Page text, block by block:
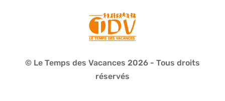
© Le Temps des Vacances 2026 - Tous droits
réservés